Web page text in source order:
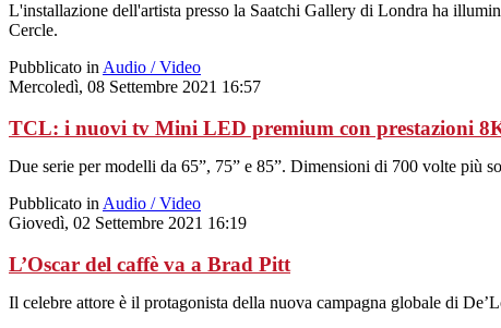
L'installazione dell'artista presso la Saatchi Gallery di Londra ha
Cercle.
Pubblicato in Audio / Video
Mercoledì, 08 Settembre 2021 16:57
TCL: i nuovi tv Mini LED premium con prestazioni
Due serie per modelli da 65”, 75” e 85”. Dimensioni di 700 volte più
Pubblicato in Audio / Video
Giovedì, 02 Settembre 2021 16:19
L’Oscar del caffè va a Brad Pitt
Il celebre attore è il protagonista della nuova campagna globale di